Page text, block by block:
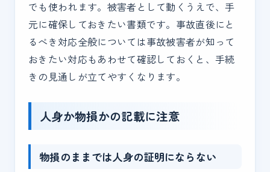
でも使われます。被害者として動くうえで、手
元に確保しておきたい書類です。事故直後にと
るべき対応全般については事故被害者が知って
おきたい対応もあわせて確認しておくと、手続
きの見通しが立てやすくなります。
人身か物損かの記載に注意
物損のままでは人身の証明にならない